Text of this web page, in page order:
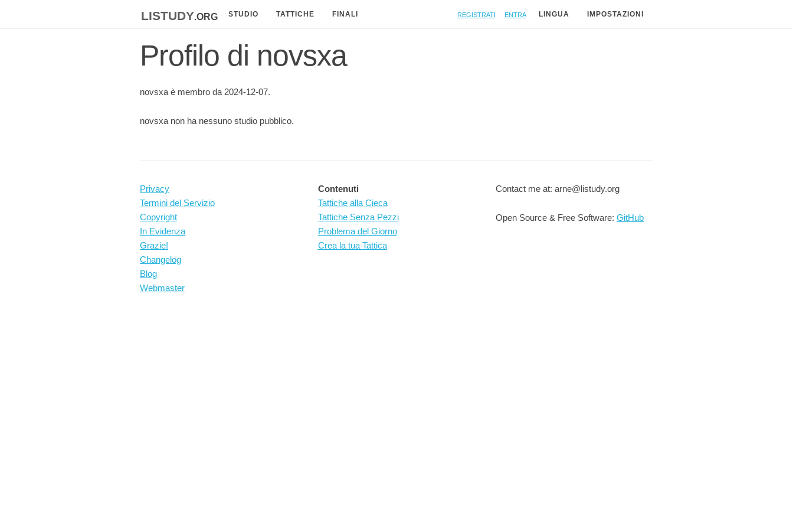
listudy.org STUDIO TATTICHE FINALI Registrati Entra LINGUA IMPOSTAZIONI
Profilo di novsxa
novsxa è membro da 2024-12-07.
novsxa non ha nessuno studio pubblico.
Privacy
Termini del Servizio
Copyright
In Evidenza
Grazie!
Changelog
Blog
Webmaster
Contenuti
Tattiche alla Cieca
Tattiche Senza Pezzi
Problema del Giorno
Crea la tua Tattica
Contact me at: arne@listudy.org
Open Source & Free Software:GitHub